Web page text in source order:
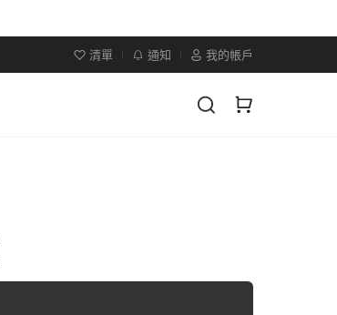
清單 通知 我的帳戶